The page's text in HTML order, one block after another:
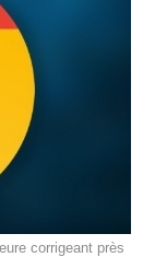
corrigeant près